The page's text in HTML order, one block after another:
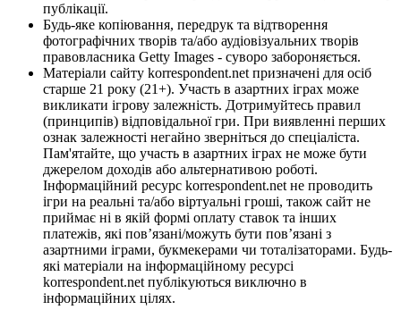
публікації.
Будь-яке копіювання, передрук та відтворення
фотографічних творів та/або аудіовізуальних творів
правовласника Getty Images - суворо забороняється.
Матеріали сайту korrespondent.net призначені для осіб
старше 21 року (21+). Участь в азартних іграх може
викликати ігрову залежність. Дотримуйтесь правил
(принципів) відповідальної гри. При виявленні перших
ознак залежності негайно зверніться до спеціаліста.
Пам'ятайте, що участь в азартних іграх не може бути
джерелом доходів або альтернативою роботі.
Інформаційний ресурс korrespondent.net не проводить
ігри на реальні та/або віртуальні гроші, також сайт не
приймає ні в якій формі оплату ставок та інших
платежів, які пов’язані/можуть бути пов’язані з
азартними іграми, букмекерами чи тоталізаторами. Будь-
які матеріали на інформаційному ресурсі
korrespondent.net публікуються виключно в
інформаційних цілях.